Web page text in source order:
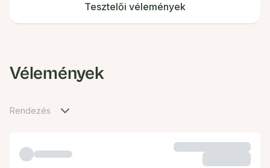
Tesztelői vélemények
Vélemények
Rendezés